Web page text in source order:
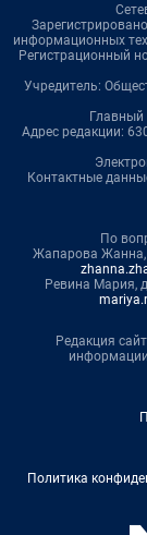
информационных
Регистрационный
Учредитель:
Главный
Адрес редакции:
Контактные
По
Жапарова Жанна,
Ревина Мария,
Редакция
Политика